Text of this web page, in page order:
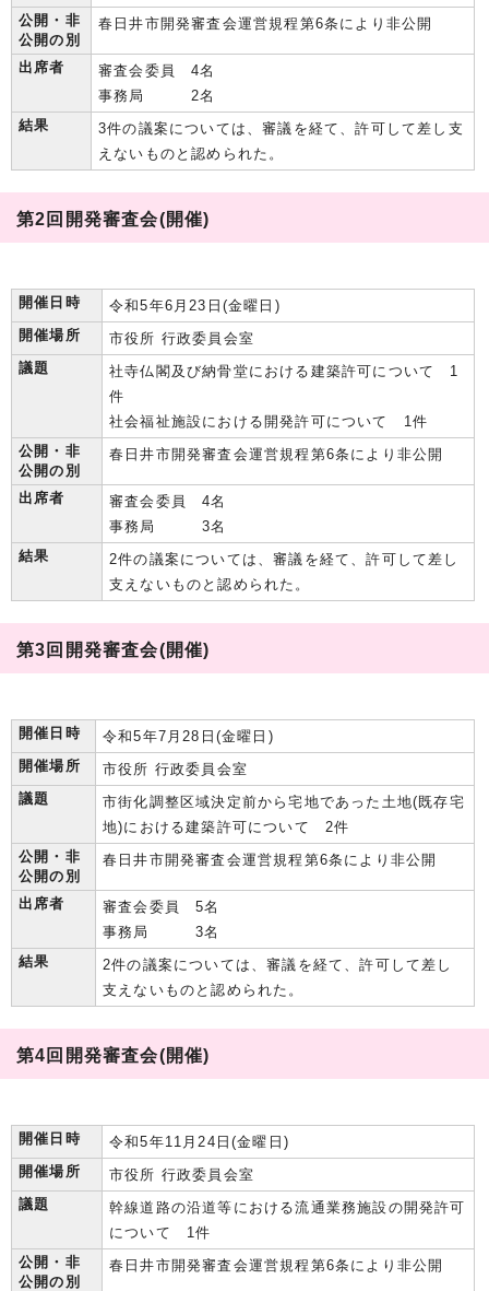
公開・非
公開の別
春日井市開発審査会運営規程第6条により非公開
出席者
審査会委員 4名
事務局 2名
結果
3件の議案については、審議を経て、許可して差し支
えないものと認められた。
第2回開発審査会(開催)
開催日時
令和5年6月23日(金曜日)
開催場所
市役所 行政委員会室
議題
社寺仏閣及び納骨堂における建築許可について 1
件
社会福祉施設における開発許可について 1件
公開・非
公開の別
春日井市開発審査会運営規程第6条により非公開
出席者
審査会委員 4名
事務局 3名
結果
2件の議案については、審議を経て、許可して差し
支えないものと認められた。
第3回開発審査会(開催)
開催日時
令和5年7月28日(金曜日)
開催場所
市役所 行政委員会室
議題
市街化調整区域決定前から宅地であった土地(既存宅
地)における建築許可について 2件
公開・非
公開の別
春日井市開発審査会運営規程第6条により非公開
出席者
審査会委員 5名
事務局 3名
結果
2件の議案については、審議を経て、許可して差し
支えないものと認められた。
第4回開発審査会(開催)
開催日時
令和5年11月24日(金曜日)
開催場所
市役所 行政委員会室
議題
幹線道路の沿道等における流通業務施設の開発許可
について 1件
公開・非
公開の別
春日井市開発審査会運営規程第6条により非公開